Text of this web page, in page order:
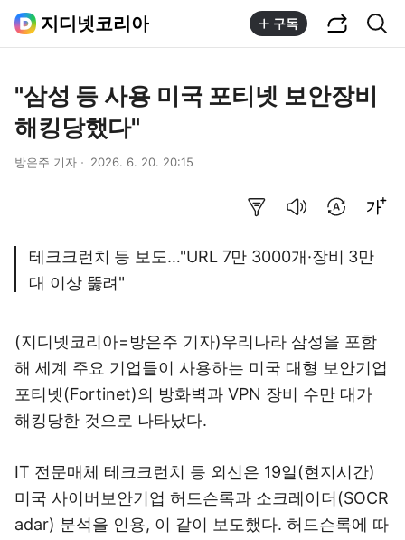
지디넷코리아 구독
"삼성 등 사용 미국 포티넷 보안장비
해킹당했다"
방은주 기자 2026. 6. 20. 20:15
테크크런치 등 보도…"URL 7만 3000개·장비 3만
대 이상 뚫려"
(지디넷코리아=방은주 기자)우리나라 삼성을 포함
해 세계 주요 기업들이 사용하는 미국 대형 보안기업
포티넷(Fortinet)의 방화벽과 VPN 장비 수만 대가
해킹당한 것으로 나타났다.
IT 전문매체 테크크런치 등 외신은 19일(현지시간)
미국 사이버보안기업 허드슨록과 소크레이더(SOCR
adar) 분석을 인용, 이 같이 보도했다. 허드슨록에 따